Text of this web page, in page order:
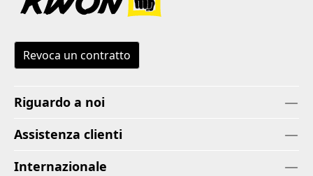
Revoca un contratto
Riguardo a noi
Assistenza clienti
Internazionale